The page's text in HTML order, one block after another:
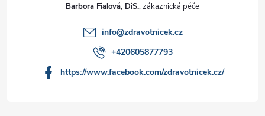
Barbora Fialová, DiS.
info@zdravotnicek.cz
+420605877793
https://www.facebook.com/zdravotnicek.cz/